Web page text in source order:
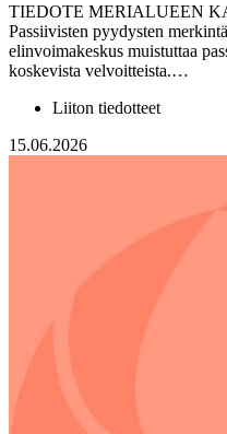
TIEDOTE MERIALUEEN
Passiivisten pyydysten
elinvoimakeskus muistuttaa
koskevista velvoitteista.…
Liiton tiedotteet
15.06.2026